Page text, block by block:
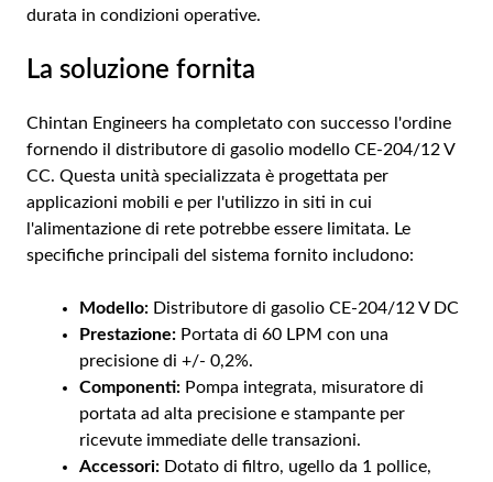
durata in condizioni operative.
La soluzione fornita
Chintan Engineers ha completato con successo l'ordine
fornendo il distributore di gasolio modello CE-204/12 V
CC. Questa unità specializzata è progettata per
applicazioni mobili e per l'utilizzo in siti in cui
l'alimentazione di rete potrebbe essere limitata. Le
specifiche principali del sistema fornito includono:
Modello: Distributore di gasolio CE-204/12 V DC
Prestazione: Portata di 60 LPM con una
precisione di +/- 0,2%.
Componenti: Pompa integrata, misuratore di
portata ad alta precisione e stampante per
ricevute immediate delle transazioni.
Accessori: Dotato di filtro, ugello da 1 pollice,